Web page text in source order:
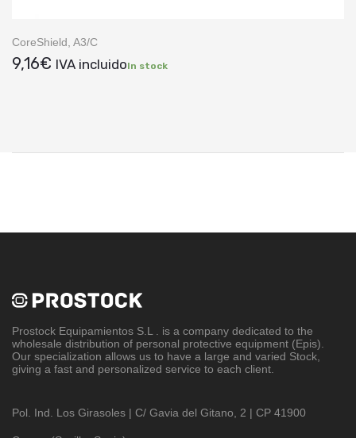
CoreShield, A3/C
9,16€ IVA incluidoIn stock
Prostock Equipamientos S.L
. is a company dedicated to the
wholesale distribution of personal protective equipment (Epis).
Our specialization allows us to have a large and varied Stock,
giving a fast and personalized service to each client.
Pol. Ind. Los Girasoles | C/ Gavia del Gitano, 2 | CP 41900